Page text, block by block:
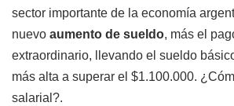
sector importante de la economía
nuevo aumento de sueldo, más el
extraordinario, llevando el sueldo
más alta a superar el $1.100.000.
salarial?.